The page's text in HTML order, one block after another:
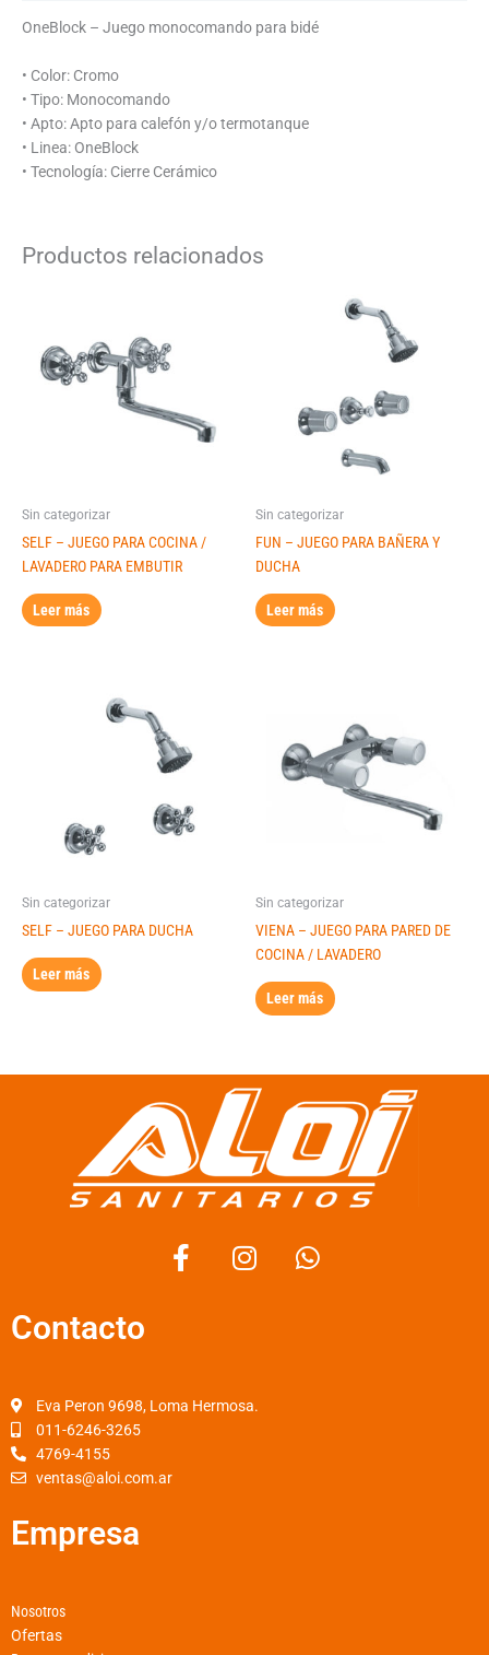
OneBlock – Juego monocomando para bidé
• Color: Cromo
• Tipo: Monocomando
• Apto: Apto para calefón y/o termotanque
• Linea: OneBlock
• Tecnología: Cierre Cerámico
Productos relacionados
Sin categorizar
SELF – JUEGO PARA COCINA /
LAVADERO PARA EMBUTIR
Leer más
Sin categorizar
FUN – JUEGO PARA BAÑERA Y
DUCHA
Leer más
Sin categorizar
SELF – JUEGO PARA DUCHA
Leer más
Sin categorizar
VIENA – JUEGO PARA PARED DE
COCINA / LAVADERO
Leer más
F
a
o
I
n
r
W
h
Contacto
Eva Peron 9698, Loma Hermosa.
011-6246-3265
4769-4155
ventas@aloi.com.ar
Empresa
Nosotros
Ofertas